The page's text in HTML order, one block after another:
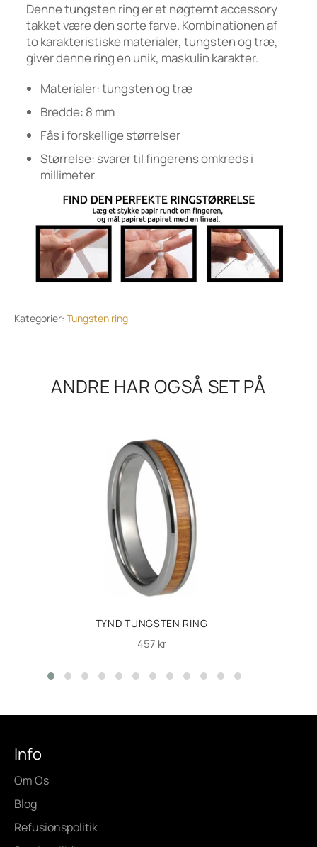
Denne tungsten ring er et nøgternt accessory
takket være den sorte farve. Kombinationen af
to karakteristiske materialer, tungsten og træ,
giver denne ring en unik, maskulin karakter.
Materialer: tungsten ogtræ
Bredde: 8 mm
Fås i forskellige størrelser
Størrelse: svarer til fingerens omkreds i
millimeter
Kategorier: Tungsten ring
ANDRE HAR OGSÅ SET PÅ
TYND TUNGSTEN RING
Normalpris
457 kr
Info
Om Os
Blog
Refusionspolitik